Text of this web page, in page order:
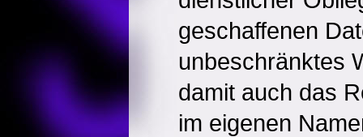
geschaffenen
unbeschränktes
damit auch das
im eigenen